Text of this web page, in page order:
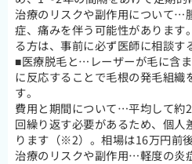
治療のリスクや副作用について…
症、痛みを伴う可能性があります
る方は、事前に必ず医師に相談す
■医療脱毛と…レーザーが毛に含ま
に反応することで毛根の発毛組織
す。
費用と期間について…平均して約
回繰り返す必要があるため、個人
ります（※2）。相場は16万円前
治療のリスクや副作用…軽度の炎